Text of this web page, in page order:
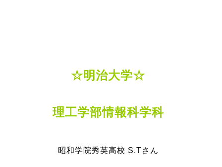
☆明治大学☆
理工学部情報科学科
昭和学院秀英高校 S.Tさん